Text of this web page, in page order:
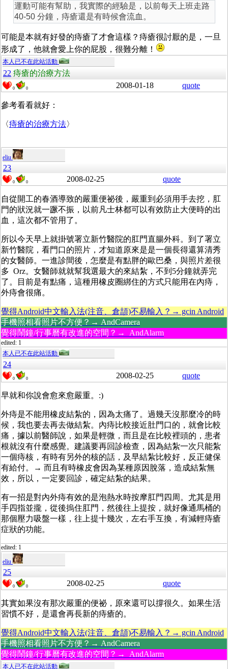
運動可能有幫助，我實際的經驗是，以前每天上班走路
40-50 分鐘，痔瘡還是有時候會流血。
可能是本就有好發的痔瘡了才會這樣？痔瘡很討厭的是，一旦
形成了，他就會愛上你的屁股，很難分離！
本人已不在此站活動
22 痔瘡的治療方法
0 0 2008-01-18 quote
參考看看就好：
〈痔瘡的治療方法〉
eliu
23
0 0 2008-02-25 quote
自從開工的春酒導致的嚴重便祕後，嚴重到必須用手去挖，肛
門的狀況就一蹶不振，以前凡士林都可以有效防止大便時的出
血，這次都不管用了。
所以今天早上就掛號署立新竹醫院的肛門直腸外科。到了署立
新竹醫院，看門口的照片，才知道原來是是一個長得還算清秀
的女醫師。一進診間後，怎麼是有點胖的歐巴桑，與照片差很
多 Orz。女醫師就就幫我選最大的來結紮，不到5分鐘就弄完
了。目前是有點痛，這種用橡皮圈綁住的方式只能用在內痔，
外痔會很痛。
覺得Android中文輸入法(注音、倉頡)不易輸入？→ gcin Android
手機照相看照片不方便？→ AndCamera
覺得鬧鐘/行事曆有改進的空間？→ AndAlarm
edited: 1
本人已不在此站活動
24
0 0 2008-02-25 quote
早就和你說會愈來愈嚴重。:)
外痔是不能用橡皮結紮的，因為太痛了。過幾天沒那麼冷的時
候，我也要去再去做結紮。內痔比較接近肚門口的，就會比較
痛，據以前醫師說，如果是輕微，而且是在比較裡頭的，患者
根就沒有什麼感覺。建議要再回診檢查，因為結紮一次只能紮
一個痔核，有時有另外的核的話，及早結紮比較好，反正健保
有給付。→ 而且有時橡皮會因為某種原因脫落，造成結紮無
效，所以，一定要回診，確定結紮的結果。
有一招是對內外痔有效的是泡熱水時按摩肛門四周。尤其是用
手四指並攏，從後摀住肛門，然後往上提按，就好像通馬桶的
那個壓力吸盤一樣，往上提十幾次，左右手互換，有減輕痔瘡
症狀的功能。
edited: 1
eliu
25
0 0 2008-02-25 quote
其實如果沒有那次嚴重的便祕，原來還可以撐很久。如果生活
習慣不好，是還會再長新的痔瘡的。
覺得Android中文輸入法(注音、倉頡)不易輸入？→ gcin Android
手機照相看照片不方便？→ AndCamera
覺得鬧鐘/行事曆有改進的空間？→ AndAlarm
本人已不在此站活動